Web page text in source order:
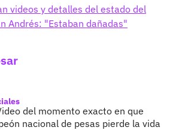
videos y detalles del estado del
Andrés: "Estaban dañadas"
del momento exacto en que
nacional de pesas pierde la vida